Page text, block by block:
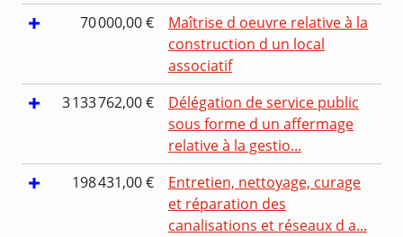
70 000,00 €
Maîtrise d oeuvre relative à la
construction d un local
associatif
3 133 762,00 €
Délégation de service public
sous forme d un affermage
relative à la gestio...
198 431,00 €
Entretien, nettoyage, curage
et réparation des
canalisations et réseaux d a...